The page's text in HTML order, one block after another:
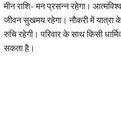
मीन राशि- मन प्रसन्न रहेगा।
जीवन सुखमय रहेगा। नौकरी में यात्रा
रुचि रहेगी। परिवार के साथ किसी
सकता है।